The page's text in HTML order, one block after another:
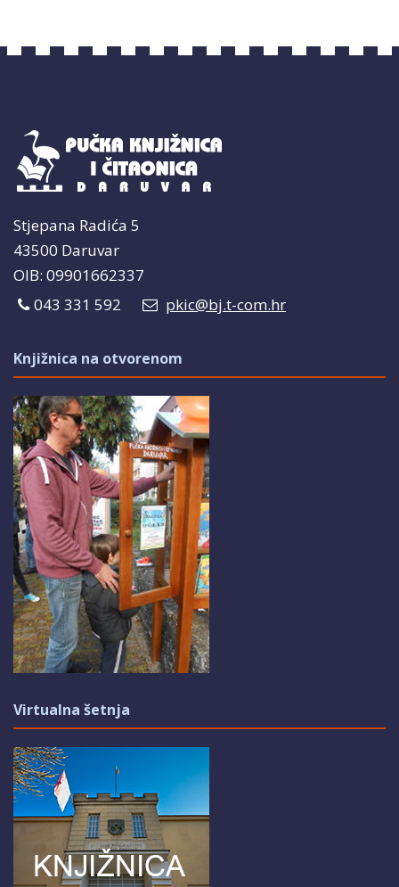
Stjepana Radića 5
43500 Daruvar
OIB: 09901662337
043 331 592
pkic@bj.t-com.hr
Knjižnica na otvorenom
Virtualna šetnja